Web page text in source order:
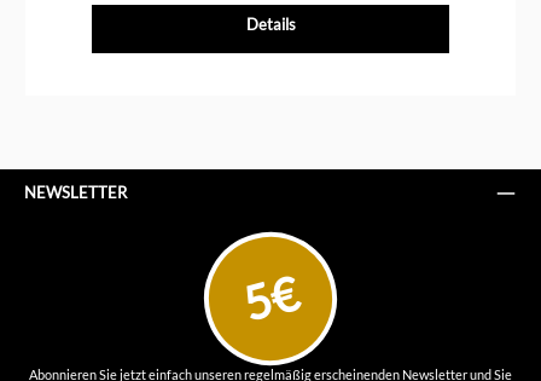
Details
NEWSLETTER
5€
Abonnieren Sie jetzt einfach unseren regelmäßig erscheinenden Newsletter und Sie